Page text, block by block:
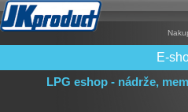
E-
CNG
Elektronika +
Filtry +
LPG
Mixy +
Multiventily +
Ochrana
Rámy
Redukce
Řídící
Sady +
Spojovací
Spotřební
Trubky a
LPG eshop - nádrže,